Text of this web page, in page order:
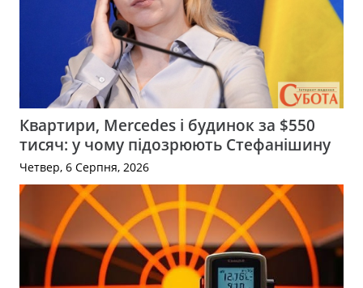
Квартири, Mercedes і будинок за $550
тисяч: у чому підозрюють Стефанішину
Четвер, 6 Серпня, 2026